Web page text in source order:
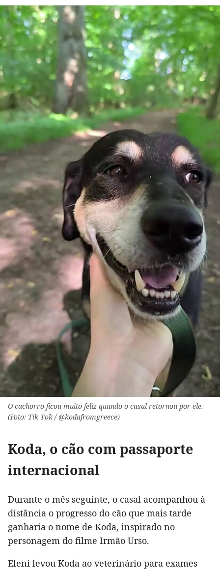
O cachorro ficou muito feliz quando o casal retornou por ele.
(Foto: Tik Tok / @kodafromgreece)
Koda, o cão com passaporte
internacional
Durante o mês seguinte, o casal acompanhou à
distância o progresso do cão que mais tarde
ganharia o nome de Koda, inspirado no
personagem do filme Irmão Urso.
Eleni levou Koda ao veterinário para exames